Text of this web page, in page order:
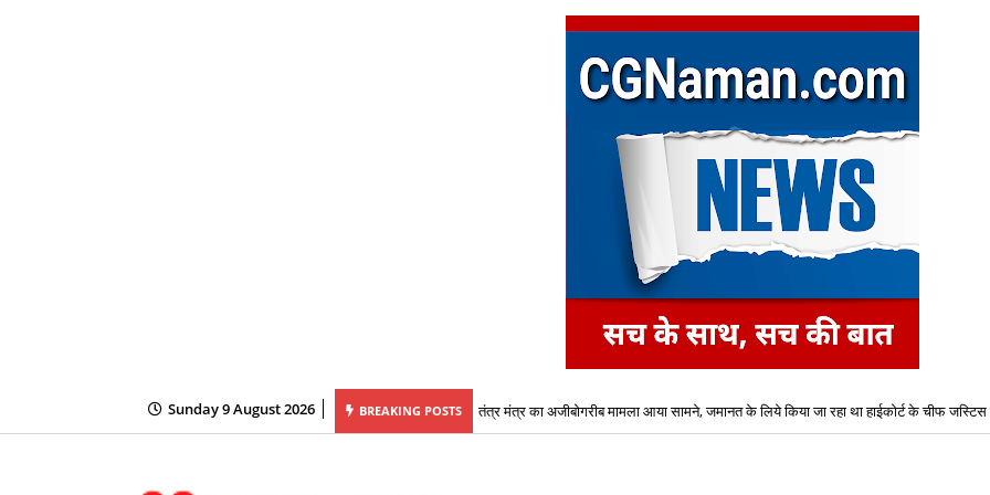
Sunday 9 August 2026 BREAKING POSTS
छत्तीसगढ़ स्टेट पावर कंपनीज़ (CSPC) ने कुल 1235 पदों पर भर्ती के लिये किया विज्ञापन जारी